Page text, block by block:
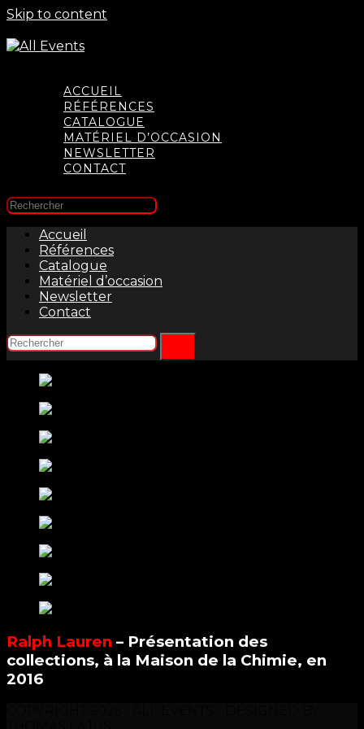
Skip to content
ACCUEIL
RÉFÉRENCES
CATALOGUE
MATÉRIEL D’OCCASION
NEWSLETTER
CONTACT
Accueil
Références
Catalogue
Matériel d’occasion
Newsletter
Contact
Ralph Lauren – Présentation des
collections, à la Maison de la Chimie, en
2016